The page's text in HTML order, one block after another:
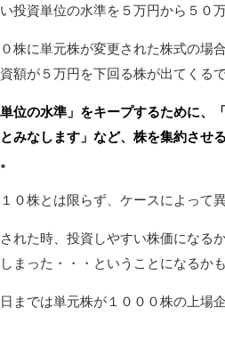
投資単位の水準を５万円から５０
株に単元株が変更された株式の場
額が５万円を下回る株が出てくるで
位の水準」をキープするために、
みなします」など、株を集約させ
０株とは限らず、ケースによって
れた時、投資しやすい株価になる
まった・・・ということになるか
までは単元株が１０００株の上場